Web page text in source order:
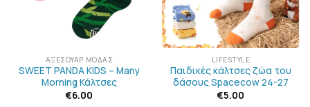
ΑΞΕΣΟΥΆΡ ΜΌΔΑΣ
SWEET PANDA KIDS – Many
Morning Κάλτσες
€6.00
LIFESTYLE
Παιδικές κάλτσες ζώα του
δάσους Spacecow 24-27
€5.00